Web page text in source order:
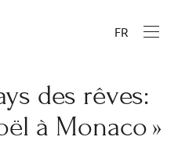
FR
des rêves:
à Monaco »